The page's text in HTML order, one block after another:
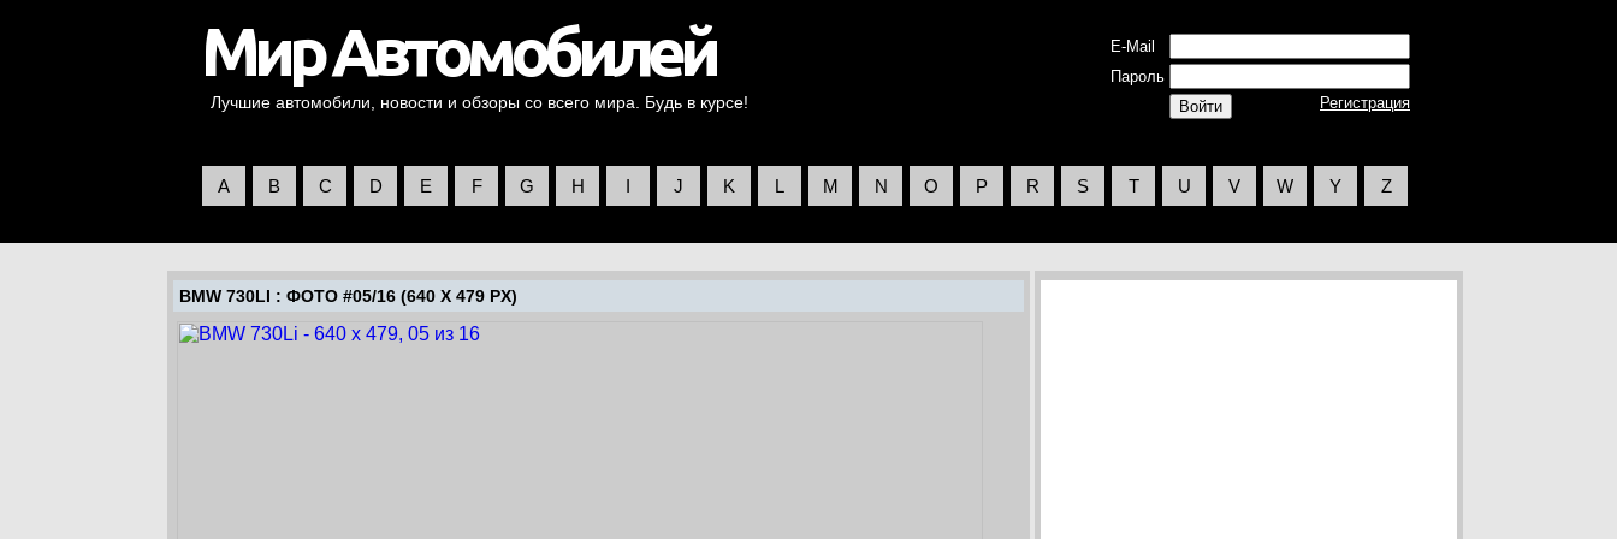
Лучшие автомобили, новости и обзоры со всего мира. Будь в курсе!
E-Mail
Пароль
Регистрация
A B C D E F G H I J K L M N O P R S T U V W Y Z
BMW 730LI : ФОТО #05/16 (640 X 479 PX)